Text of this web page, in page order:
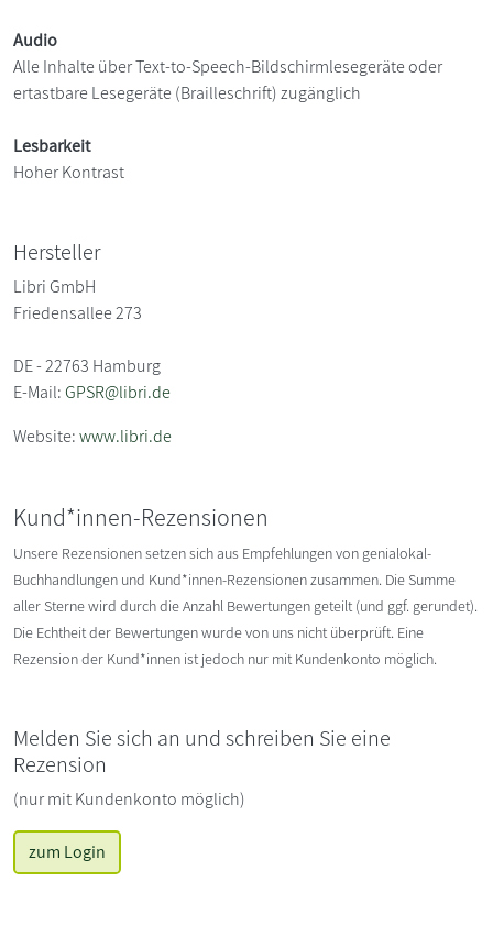
Audio
Alle Inhalte über Text-to-Speech-Bildschirmlesegeräte oder
ertastbare Lesegeräte (Brailleschrift) zugänglich
Lesbarkeit
Hoher Kontrast
Hersteller
Libri GmbH
Friedensallee 273
DE - 22763 Hamburg
E-Mail:GPSR@libri.de
Website:www.libri.de
Kund*innen-Rezensionen
Unsere Rezensionen setzen sich aus Empfehlungen von genialokal-
Buchhandlungen und Kund*innen-Rezensionen zusammen. Die Summe
aller Sterne wird durch die Anzahl Bewertungen geteilt (und ggf. gerundet).
Die Echtheit der Bewertungen wurde von uns nicht überprüft. Eine
Rezension der Kund*innen ist jedoch nur mit Kundenkonto möglich.
Melden Sie sich an und schreiben Sie eine
Rezension
(nur mit Kundenkonto möglich)
zum Login